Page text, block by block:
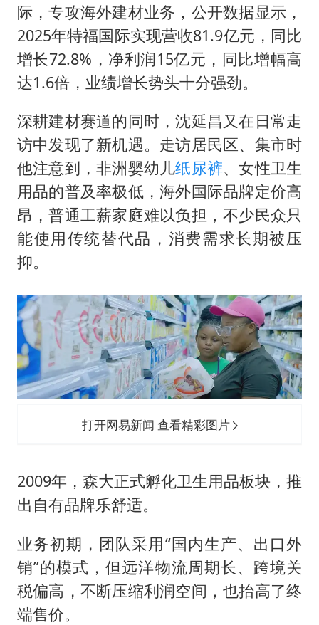
际，专攻海外建材业务，公开数据显示，
2025年特福国际实现营收81.9亿元，同比
增长72.8%，净利润15亿元，同比增幅高
达1.6倍，业绩增长势头十分强劲。
深耕建材赛道的同时，沈延昌又在日常走
访中发现了新机遇。走访居民区、集市时
他注意到，非洲婴幼儿纸尿裤、女性卫生
用品的普及率极低，海外国际品牌定价高
昂，普通工薪家庭难以负担，不少民众只
能使用传统替代品，消费需求长期被压
抑。
打开网易新闻 查看精彩图片
2009年，森大正式孵化卫生用品板块，推
出自有品牌乐舒适。
业务初期，团队采用“国内生产、出口外
销”的模式，但远洋物流周期长、跨境关
税偏高，不断压缩利润空间，也抬高了终
端售价。